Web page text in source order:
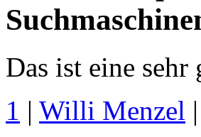
Das ist eine
1 | Willi Menzel